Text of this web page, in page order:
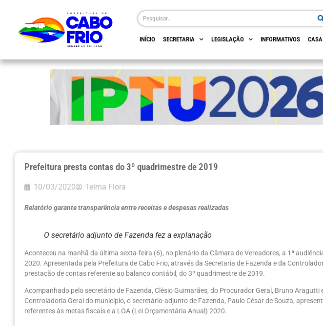
INÍCIO SECRETARIA LEGISLAÇÃO INFORMATIVOS CASA
Prefeitura presta contas do 3º quadrimestre de 2019
10/03/2020 Telma Flora
Relatório garantetransparência entre receitas e despesas realizadas
O secretário adjunto de Fazenda fez a explanação
Aconteceu na manhã da última sexta-feira (6), no plenário da Câmara de Vereadores, a 1ª
2020. Apresentada pela Prefeitura de Cabo Frio, através da Secretaria de Fazenda e da
prestação de contas referente ao balanço contábil, do 3º quadrimestre de 2019.
Acompanhado pelo secretário de Fazenda, Clésio Guimarães, do Procurador Geral, Bruno Aragutti
Controladoria Geral do município, o secretário-adjunto de Fazenda, Paulo César de Souza,
referentes às metas fiscais e a LOA (Lei Orçamentária Anual) 2020.